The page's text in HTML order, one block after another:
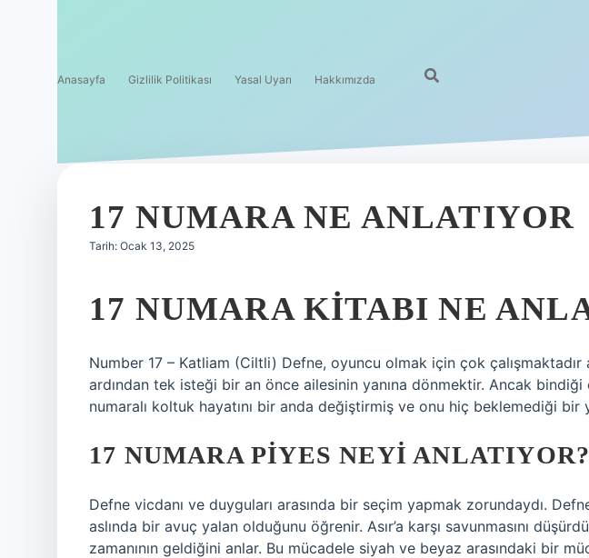
Anasayfa Gizlilik Politikası Yasal Uyarı Hakkımızda
17 NUMARA NE ANLATIYOR
Tarih: Ocak 13, 2025
17 NUMARA KITABI NE
Number 17 – Katliam (Ciltli) Defne, oyuncu olmak için çok
ardından tek isteği bir an önce ailesinin yanına dönmektir. Ancak
numaralı koltuk hayatını bir anda değiştirmiş ve onu hiç beklemediği bir
17 NUMARA PIYES NEYI ANLATIYOR?
Defne vicdanı ve duyguları arasında bir seçim yapmak zorundaydı.
aslında bir avuç yalan olduğunu öğrenir. Asır’a karşı savunmasını
zamanının geldiğini anlar. Bu mücadele siyah ve beyaz arasındaki bir